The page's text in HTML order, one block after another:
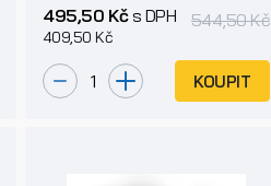
495,50 Kčs DPH
409,50 Kč
544,50 Kč
KOUPIT